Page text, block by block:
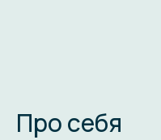
Про себя